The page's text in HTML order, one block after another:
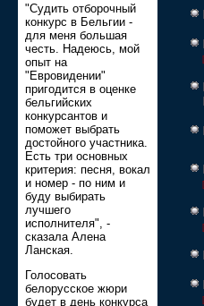
"Судить отборочный
конкурс в Бельгии -
для меня большая
честь. Надеюсь, мой
опыт на
"Евровидении"
пригодится в оценке
бельгийских
конкурсантов и
поможет выбрать
достойного участника.
Есть три основных
критерия: песня, вокал
и номер - по ним и
буду выбирать
лучшего
исполнителя", -
сказала Алена
Ланская.
Голосовать
белорусское жюри
будет в день конкурса